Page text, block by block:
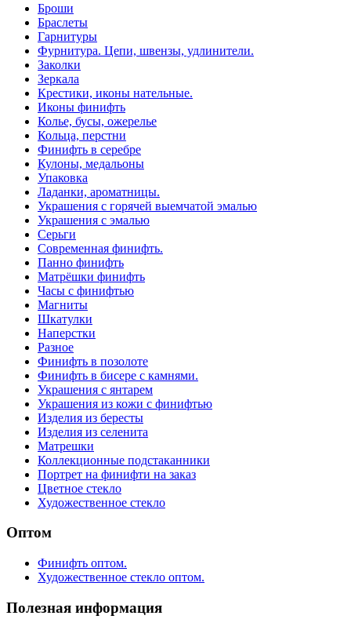
Броши
Браслеты
Гарнитуры
Фурнитура. Цепи, швензы, удлинители.
Заколки
Зеркала
Крестики, иконы нательные.
Иконы финифть
Колье, бусы, ожерелье
Кольца, перстни
Финифть в серебре
Кулоны, медальоны
Упаковка
Ладанки, ароматницы.
Украшения с горячей выемчатой эмалью
Украшения с эмалью
Серьги
Современная финифть.
Панно финифть
Матрёшки финифть
Часы с финифтью
Магниты
Шкатулки
Наперстки
Разное
Финифть в позолоте
Финифть в бисере с камнями.
Украшения с янтарем
Украшения из кожи с финифтью
Изделия из бересты
Изделия из селенита
Матрешки
Коллекционные подстаканники
Портрет на финифти на заказ
Цветное стекло
Художественное стекло
Оптом
Финифть оптом.
Художественное стекло оптом.
Полезная информация